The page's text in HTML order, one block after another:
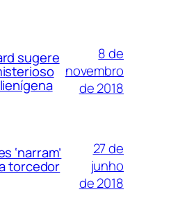
sugere
8 de
novembro
de 2018
‘narram’
torcedor
27 de
junho
de 2018